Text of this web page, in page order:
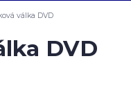
válka DVD
DVD